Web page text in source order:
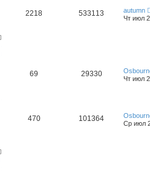
2218 533113
autumn
Чт июл
69 29330
Чт июл
470 101364
Ср июл